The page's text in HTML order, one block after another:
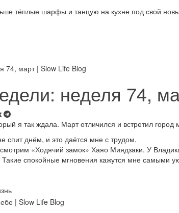
тёплые шарфы и танцую на кухне под свой
неделя 74,
я так ждала. Март отличился и встретил город
спит днём, и это даётся мне с трудом.
«Ходячий замок» Хаяо Миядзаки. У
Такие спокойные мгновения кажутся мне самыми